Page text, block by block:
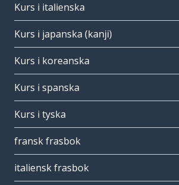
Kurs i italienska
Kurs i japanska (kanji)
Kurs i koreanska
Kurs i spanska
Kurs i tyska
fransk frasbok
italiensk frasbok